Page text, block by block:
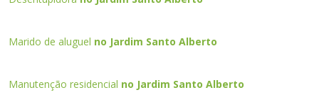
Marido de aluguel no Jardim Santo Alberto
Manutenção residencial no Jardim Santo Alberto